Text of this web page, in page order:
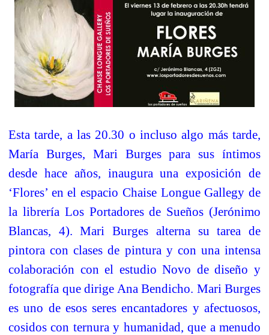
Esta tarde, a las 20.30 o incluso algo más tarde,
María Burges, Mari Burges para sus íntimos
desde hace años, inaugura una exposición de
‘Flores’ en el espacio Chaise Longue Gallegy de
la librería Los Portadores de Sueños (Jerónimo
Blancas, 4). Mari Burges alterna su tarea de
pintora con clases de pintura y con una intensa
colaboración con el estudio Novo de diseño y
fotografía que dirige Ana Bendicho. Mari Burges
es uno de esos seres encantadores y afectuosos,
cosidos con ternura y humanidad, que a menudo